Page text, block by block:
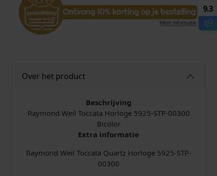
c
c
m
h
o
Over het product
Beschrijving
Raymond Weil Toccata Horloge 5925-STP-00300
Bicolor
Extra informatie
Raymond Weil Toccata Quartz Horloge 5925-STP-
00300
9.3